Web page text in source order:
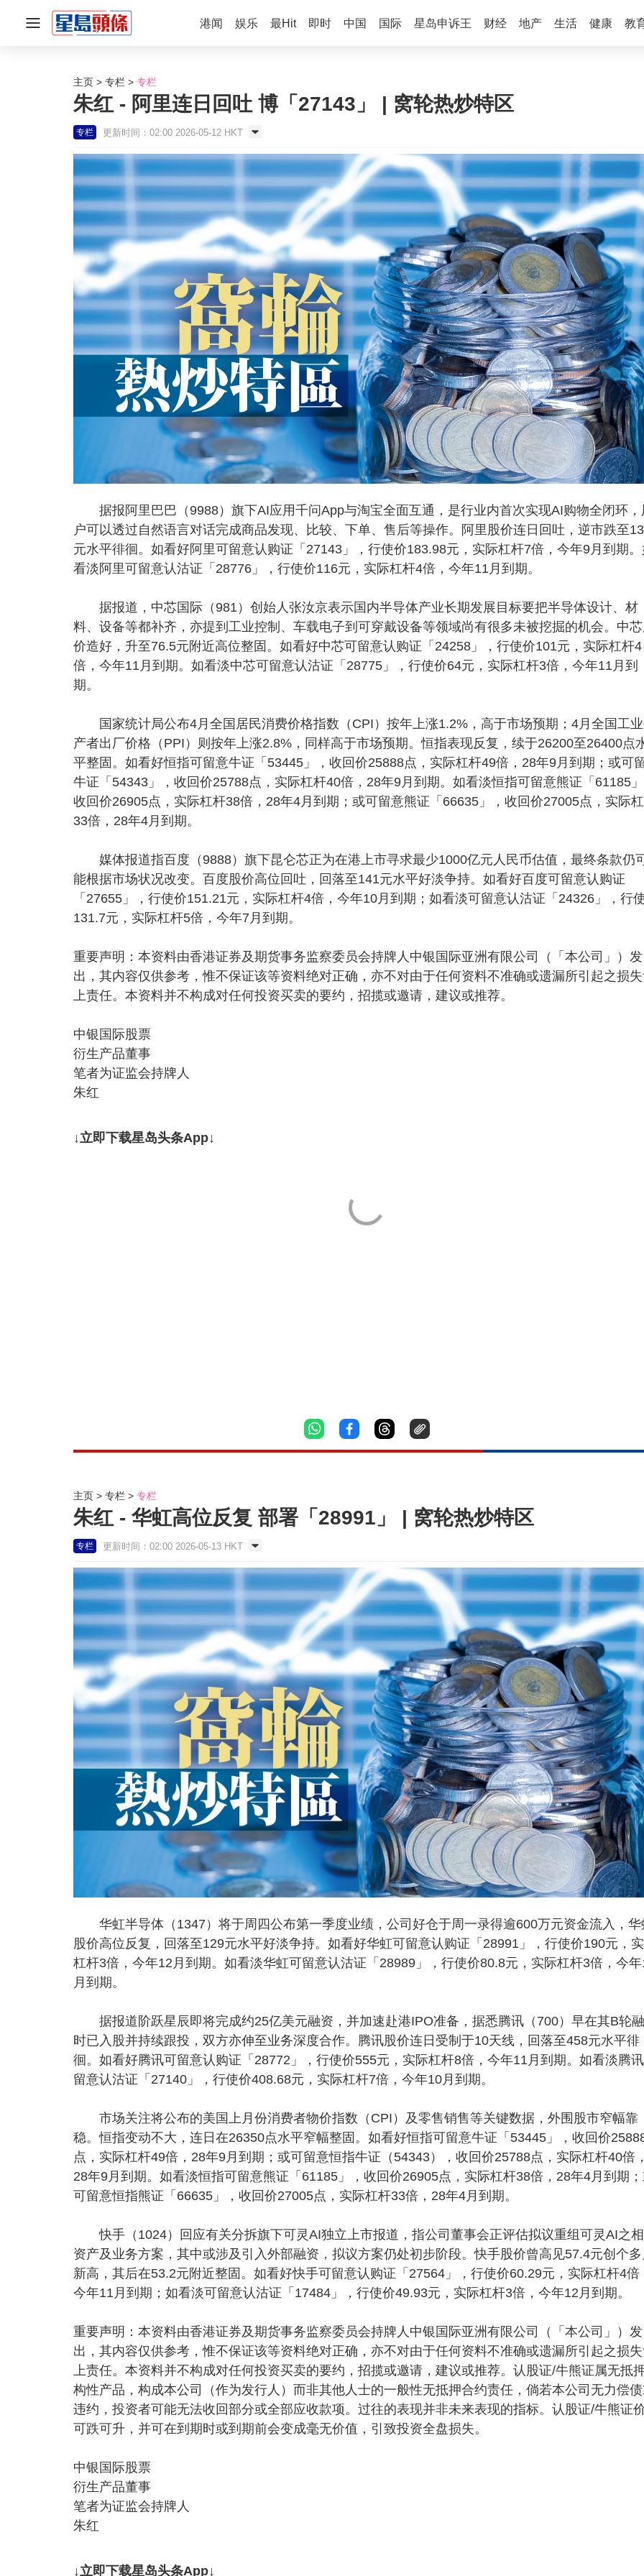
港闻 娱乐 最Hit 即时 中国 国际 星岛申诉王 财经 地产 生活 健康 教
主页 专栏 专栏
朱红 - 阿里连日回吐 博「27143」 | 窝轮热炒特区
专栏 更新时间：02:00 2026-05-12 HKT
据报阿里巴巴（9988）旗下AI应用千问App与淘宝全面互通，是行业内首次实现AI购物全闭环，
户可以透过自然语言对话完成商品发现、比较、下单、售后等操作。阿里股价连日回吐，逆市跌至
元水平徘徊。如看好阿里可留意认购证「27143」，行使价183.98元，实际杠杆7倍，今年9月到期
看淡阿里可留意认沽证「28776」，行使价116元，实际杠杆4倍，今年11月到期。
据报道，中芯国际（981）创始人张汝京表示国内半导体产业长期发展目标要把半导体设计、材
料、设备等都补齐，亦提到工业控制、车载电子到可穿戴设备等领域尚有很多未被挖掘的机会。中
价造好，升至76.5元附近高位整固。如看好中芯可留意认购证「24258」，行使价101元，实际杠杆4
倍，今年11月到期。如看淡中芯可留意认沽证「28775」，行使价64元，实际杠杆3倍，今年11月到
期。
国家统计局公布4月全国居民消费价格指数（CPI）按年上涨1.2%，高于市场预期；4月全国工
产者出厂价格（PPI）则按年上涨2.8%，同样高于市场预期。恒指表现反复，续于26200至26400点
平整固。如看好恒指可留意牛证「53445」，收回价25888点，实际杠杆49倍，28年9月到期；或可
牛证「54343」，收回价25788点，实际杠杆40倍，28年9月到期。如看淡恒指可留意熊证「61185
收回价26905点，实际杠杆38倍，28年4月到期；或可留意熊证「66635」，收回价27005点，实际
33倍，28年4月到期。
媒体报道指百度（9888）旗下昆仑芯正为在港上市寻求最少1000亿元人民币估值，最终条款仍
能根据市场状况改变。百度股价高位回吐，回落至141元水平好淡争持。如看好百度可留意认购证
「27655」，行使价151.21元，实际杠杆4倍，今年10月到期；如看淡可留意认沽证「24326」，行
131.7元，实际杠杆5倍，今年7月到期。
重要声明：本资料由香港证券及期货事务监察委员会持牌人中银国际亚洲有限公司（「本公司」）发
出，其内容仅供参考，惟不保证该等资料绝对正确，亦不对由于任何资料不准确或遗漏所引起之损
上责任。本资料并不构成对任何投资买卖的要约，招揽或邀请，建议或推荐。
中银国际股票
衍生产品董事
笔者为证监会持牌人
朱红
↓立即下载星岛头条App↓
主页 专栏 专栏
朱红 - 华虹高位反复 部署「28991」 | 窝轮热炒特区
专栏 更新时间：02:00 2026-05-13 HKT
华虹半导体（1347）将于周四公布第一季度业绩，公司好仓于周一录得逾600万元资金流入，华
股价高位反复，回落至129元水平好淡争持。如看好华虹可留意认购证「28991」，行使价190元，
杠杆3倍，今年12月到期。如看淡华虹可留意认沽证「28989」，行使价80.8元，实际杠杆3倍，今
月到期。
据报道阶跃星辰即将完成约25亿美元融资，并加速赴港IPO准备，据悉腾讯（700）早在其B轮
时已入股并持续跟投，双方亦伸至业务深度合作。腾讯股价连日受制于10天线，回落至458元水平徘
徊。如看好腾讯可留意认购证「28772」，行使价555元，实际杠杆8倍，今年11月到期。如看淡腾
留意认沽证「27140」，行使价408.68元，实际杠杆7倍，今年10月到期。
市场关注将公布的美国上月份消费者物价指数（CPI）及零售销售等关键数据，外围股市窄幅靠
稳。恒指变动不大，连日在26350点水平窄幅整固。如看好恒指可留意牛证「53445」，收回价
点，实际杠杆49倍，28年9月到期；或可留意恒指牛证（54343），收回价25788点，实际杠杆40倍
28年9月到期。如看淡恒指可留意熊证「61185」，收回价26905点，实际杠杆38倍，28年4月到期
可留意恒指熊证「66635」，收回价27005点，实际杠杆33倍，28年4月到期。
快手（1024）回应有关分拆旗下可灵AI独立上市报道，指公司董事会正评估拟议重组可灵AI之
资产及业务方案，其中或涉及引入外部融资，拟议方案仍处初步阶段。快手股价曾高见57.4元创个
新高，其后在53.2元附近整固。如看好快手可留意认购证「27564」，行使价60.29元，实际杠杆4倍
今年11月到期；如看淡可留意认沽证「17484」，行使价49.93元，实际杠杆3倍，今年12月到期。
重要声明：本资料由香港证券及期货事务监察委员会持牌人中银国际亚洲有限公司（「本公司」）发
出，其内容仅供参考，惟不保证该等资料绝对正确，亦不对由于任何资料不准确或遗漏所引起之损
上责任。本资料并不构成对任何投资买卖的要约，招揽或邀请，建议或推荐。认股证/牛熊证属无抵
构性产品，构成本公司（作为发行人）而非其他人士的一般性无抵押合约责任，倘若本公司无力偿
违约，投资者可能无法收回部分或全部应收款项。过往的表现并非未来表现的指标。认股证/牛熊证
可跌可升，并可在到期时或到期前会变成毫无价值，引致投资全盘损失。
中银国际股票
衍生产品董事
笔者为证监会持牌人
朱红
↓立即下载星岛头条App↓